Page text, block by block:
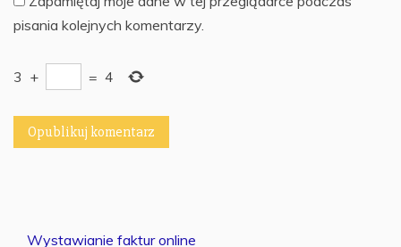
pisania kolejnych komentarzy.
3 + = 4
Wystawianie faktur online